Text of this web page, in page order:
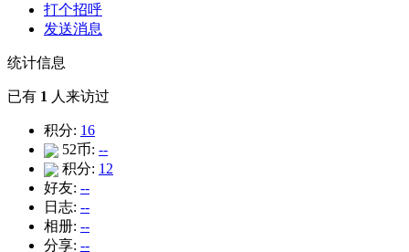
打个招呼
发送消息
统计信息
已有 1 人来访过
积分: 16
52币: --
积分: 12
好友: --
日志: --
相册: --
分享: --